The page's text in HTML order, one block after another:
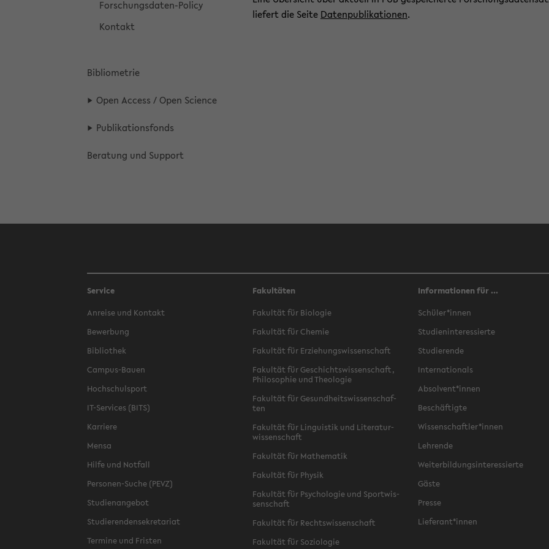
Forschungsdaten-​Policy
Kon­takt
Bi­blio­me­trie
Open Ac­cess / Open Sci­ence
Pu­bli­ka­ti­ons­fonds
Be­ra­tung und Sup­port
lie­fert die Seite Da­ten­pu­bli­ka­tio­nen.
Service
An­rei­se und Kon­takt
Be­wer­bung
Bi­blio­thek
Campus-​Bauen
Hoch­schul­sport
IT-​Services (BITS)
Kar­rie­re
Mensa
Hilfe und Not­fall
Personen-​Suche (PEVZ)
Stu­di­en­an­ge­bot
Stu­die­ren­den­se­kre­ta­ri­at
Ter­mi­ne und Fris­ten
Fakultäten
Fa­kul­tät für Bio­lo­gie
Fa­kul­tät für Che­mie
Fa­kul­tät für Er­zie­hungs­wis­sen­schaft
Fa­kul­tät für Ge­schichts­wis­sen­schaft,
Phi­lo­so­phie und Theo­lo­gie
Fa­kul­tät für Ge­sund­heits­wis­sen­schaf­
ten
Fa­kul­tät für Lin­gu­is­tik und Li­te­ra­tur­
wis­sen­schaft
Fa­kul­tät für Ma­the­ma­tik
Fa­kul­tät für Phy­sik
Fa­kul­tät für Psy­cho­lo­gie und Sport­wis­
sen­schaft
Fa­kul­tät für Rechts­wis­sen­schaft
Fa­kul­tät für So­zio­lo­gie
Informationen für ...
Schü­ler*innen
Stu­di­en­in­ter­es­sier­te
Stu­die­ren­de
In­ter­na­tio­nals
Ab­sol­vent*innen
Be­schäf­tig­te
Wis­sen­schaft­ler*innen
Leh­ren­de
Wei­ter­bil­dungs­in­ter­es­sier­te
Gäste
Pres­se
Lie­fe­rant*innen